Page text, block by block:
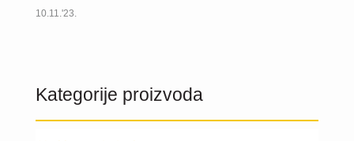
10.11.'23.
Kategorije proizvoda